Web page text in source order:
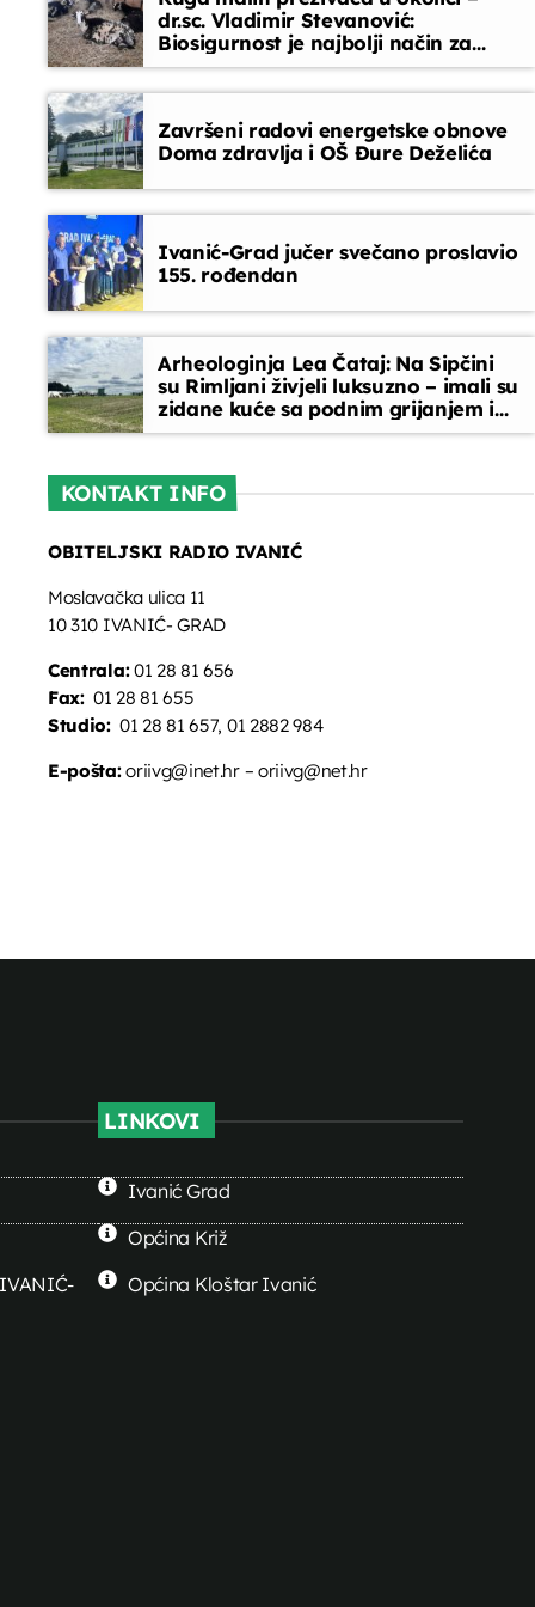
Telefonski oglasi
dr.sc. Vladimir Stevanović:
Biosigurnost je najbolji način za
sprječavanje ulaska bolesti
Završeni radovi energetske obnove
Doma zdravlja i OŠ Đure Deželića
Ivanić-Grad jučer svečano proslavio
155. rođendan
Arheologinja Lea Čataj: Na Sipčini
su Rimljani živjeli luksuzno – imali su
zidane kuće sa podnim grijanjem i
oslikanim zidovima
KONTAKT INFO
OBITELJSKI RADIO IVANIĆ
Moslavačka ulica 11
10 310 IVANIĆ- GRAD
Centrala:01 28 81 656
Fax:01 28 81 655
Studio:01 28 81 657, 01 2882 984
E-pošta:oriivg@inet.hr – oriivg@net.hr
LINKOVI
Ivanić Grad
Općina Križ
Općina Kloštar Ivanić